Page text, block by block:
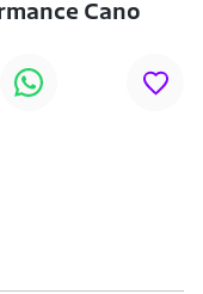
Cano